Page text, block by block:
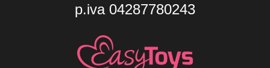
p.iva 04287780243